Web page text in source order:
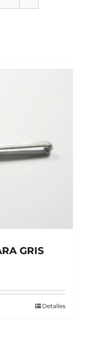
GRIS
Detalles